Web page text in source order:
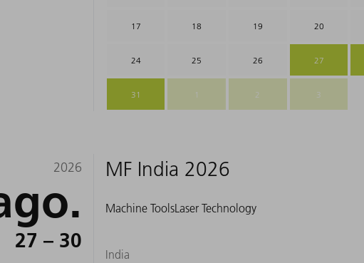
17 18 19 20
24 25 26 27
31 1 2 3
2026
27 – 30
MF India 2026
Machine ToolsLaser Technology
India